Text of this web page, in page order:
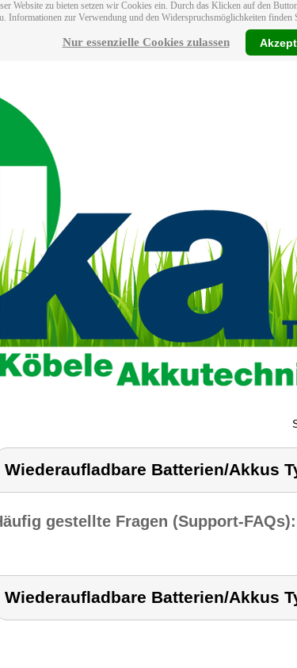
Website zu bieten setzen wir Cookies ein. Durch das Klicken auf den
Informationen zur Verwendung und den Widerspruchsmöglichkeiten finden
Nur essenzielle Cookies zulassen
Wiederaufladbare Batterien/Akkus
gestellte Fragen (Support-FAQs):
Wiederaufladbare Batterien/Akkus